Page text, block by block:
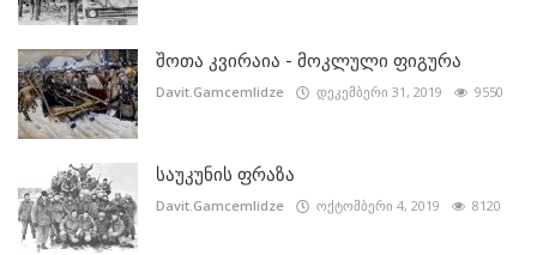
შოთა კვირაია - მოკლული ფიგურა
Davit.Gamcemlidze დეკემბერი 31, 2019 9550
საუკუნის ფრაზა
Davit.Gamcemlidze ოქტომბერი 4, 2019 8120